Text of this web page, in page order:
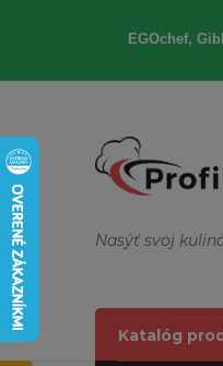
EGOchef,
Nasýť svoj
Katalóg